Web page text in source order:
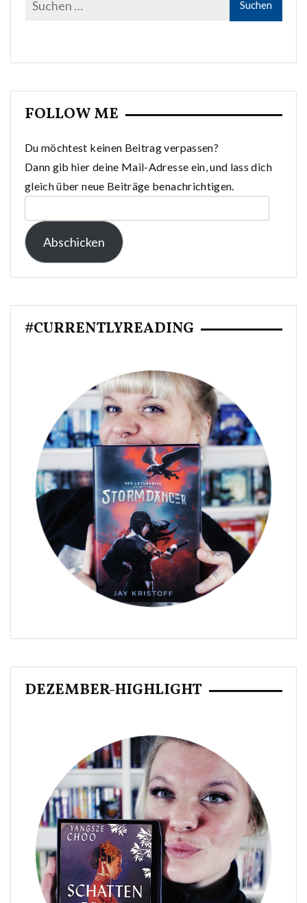
FOLLOW ME
Du möchtest keinen Beitrag verpassen?
Dann gib hier deine Mail-Adresse ein, und lass dich
gleich über neue Beiträge benachrichtigen.
Mail-
Adresse:
Abschicken
#CURRENTLYREADING
DEZEMBER-HIGHLIGHT